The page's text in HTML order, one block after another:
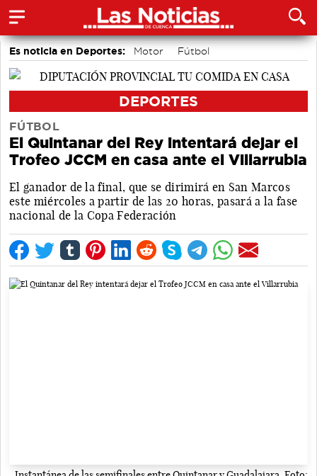
Es noticia en Deportes: Motor
Fútbol
Bolos conquenses
DEPORTES
FÚTBOL
El Quintanar del Rey intentará dejar el
Trofeo JCCM en casa ante el Villarrubia
El ganador de la final, que se dirimirá en San Marcos
este miércoles a partir de las 20 horas, pasará a la fase
nacional de la Copa Federación